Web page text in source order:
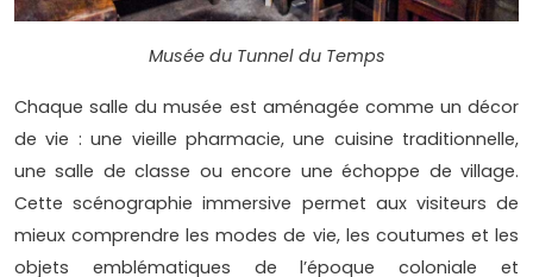
Musée du Tunnel du Temps
Chaque salle du musée est aménagée comme un décor
de vie : une vieille pharmacie, une cuisine traditionnelle,
une salle de classe ou encore une échoppe de village.
Cette scénographie immersive permet aux visiteurs de
mieux comprendre les modes de vie, les coutumes et les
objets emblématiques de l’époque coloniale et